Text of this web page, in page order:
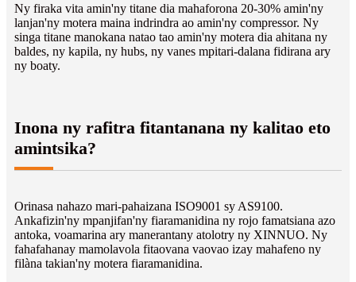
Ny firaka vita amin'ny titane dia mahaforona 20-30% amin'ny
lanjan'ny motera maina indrindra ao amin'ny compressor. Ny
singa titane manokana natao tao amin'ny motera dia ahitana ny
baldes, ny kapila, ny hubs, ny vanes mpitari-dalana fidirana ary
ny boaty.
Inona ny rafitra fitantanana ny kalitao eto
amintsika?
Orinasa nahazo mari-pahaizana ISO9001 sy AS9100.
Ankafizin'ny mpanjifan'ny fiaramanidina ny rojo famatsiana azo
antoka, voamarina ary manerantany atolotry ny XINNUO. Ny
fahafahanay mamolavola fitaovana vaovao izay mahafeno ny
filàna takian'ny motera fiaramanidina.